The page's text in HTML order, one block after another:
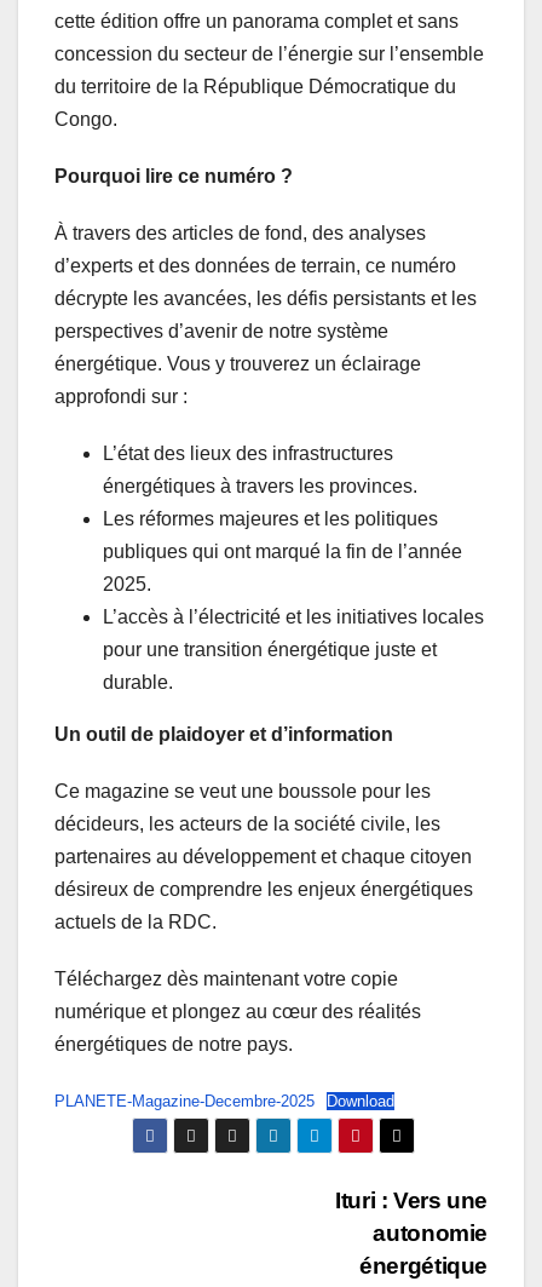
cette édition offre un panorama complet et sans
concession du secteur de l’énergie sur l’ensemble
du territoire de la République Démocratique du
Congo.
Pourquoi lire ce numéro ?
À travers des articles de fond, des analyses
d’experts et des données de terrain, ce numéro
décrypte les avancées, les défis persistants et les
perspectives d’avenir de notre système
énergétique. Vous y trouverez un éclairage
approfondi sur :
L’état des lieux des infrastructures
énergétiques à travers les provinces.
Les réformes majeures et les politiques
publiques qui ont marqué la fin de l’année
2025.
L’accès à l’électricité et les initiatives locales
pour une transition énergétique juste et
durable.
Un outil de plaidoyer et d’information
Ce magazine se veut une boussole pour les
décideurs, les acteurs de la société civile, les
partenaires au développement et chaque citoyen
désireux de comprendre les enjeux énergétiques
actuels de la RDC.
Téléchargez dès maintenant votre copie
numérique et plongez au cœur des réalités
énergétiques de notre pays.
PLANETE-Magazine-Decembre-2025 Download
Ituri : Vers une
autonomie
énergétique